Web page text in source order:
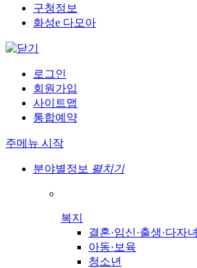
구청정보
화성e 다모아
로그인
회원가입
사이트맵
통합예약
주메뉴 시작
분야별정보 펼치기
복지
결혼·임신·출생·다자녀
아동·보육
청소년